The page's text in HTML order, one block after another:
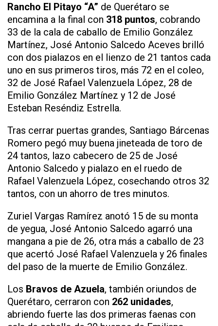
Rancho El Pitayo “A” de Querétaro se
encamina a la final con 318 puntos, cobrando
33 de la cala de caballo de Emilio González
Martínez, José Antonio Salcedo Aceves brilló
con dos pialazos en el lienzo de 21 tantos cada
uno en sus primeros tiros, más 72 en el coleo,
32 de José Rafael Valenzuela López, 28 de
Emilio González Martínez y 12 de José
Esteban Reséndiz Estrella.
Tras cerrar puertas grandes, Santiago Bárcenas
Romero pegó muy buena jineteada de toro de
24 tantos, lazo cabecero de 25 de José
Antonio Salcedo y pialazo en el ruedo de
Rafael Valenzuela López, cosechando otros 32
tantos, con un ahorro de tres minutos.
Zuriel Vargas Ramírez anotó 15 de su monta
de yegua, José Antonio Salcedo agarró una
mangana a pie de 26, otra más a caballo de 23
que acertó José Rafael Valenzuela y 26 finales
del paso de la muerte de Emilio González.
Los Bravos de Azuela, también oriundos de
Querétaro, cerraron con 262 unidades,
abriendo fuerte las dos primeras faenas con